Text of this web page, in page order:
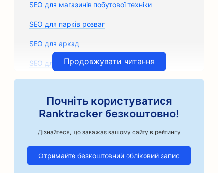
SEO для магазинів побутової техніки
SEO для парків розваг
SEO для аркад
SEO для архітектурних фірм
SEO для магазинів автозапчастин
SEO для автомобільного бізнесу
Продовжувати читання
Почніть користуватися
Ranktracker безкоштовно!
Дізнайтеся, що заважає вашому сайту в рейтингу
Отримайте безкоштовний обліковий запис